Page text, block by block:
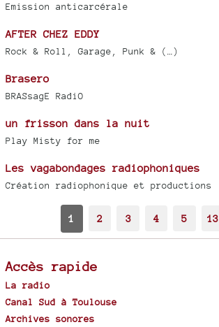
Emission anticarcérale
AFTER CHEZ EDDY
Rock & Roll, Garage, Punk & (…)
Brasero
BRASsagE RadiO
un frisson dans la nuit
Play Misty for me
Les vagabondages radiophoniques
Création radiophonique et productions
1 2 3 4 5 13
Accès rapide
La radio
Canal Sud à Toulouse
Archives sonores